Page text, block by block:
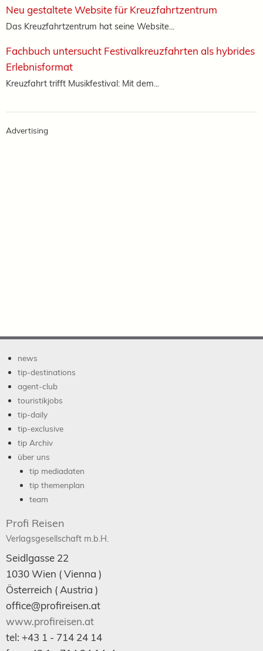
Neu gestaltete Website für Kreuzfahrtzentrum
Das Kreuzfahrtzentrum hat seine Website...
Fachbuch untersucht Festivalkreuzfahrten als hybrides
Erlebnisformat
Kreuzfahrt trifft Musikfestival: Mit dem...
Advertising
news
tip-destinations
agent-club
touristikjobs
tip-daily
tip-exclusive
tip Archiv
über uns
tip mediadaten
tip themenplan
team
Profi Reisen
Verlagsgesellschaft m.b.H.
Seidlgasse 22
1030Wien ( Vienna )
Österreich (Austria )
office@profireisen.at
www.profireisen.at
tel: +43 1 - 714 24 14